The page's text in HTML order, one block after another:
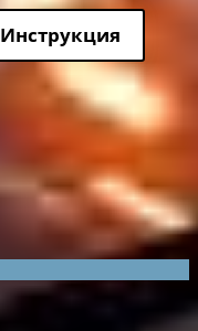
Инструкция